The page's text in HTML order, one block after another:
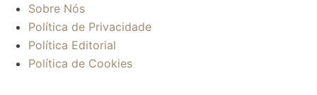
Sobre Nós
Política de Privacidade
Política Editorial
Política de Cookies